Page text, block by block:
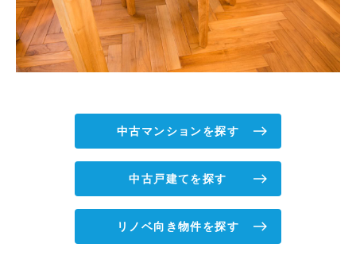
中古マンションを探す
中古戸建てを探す
リノベ向き物件を探す